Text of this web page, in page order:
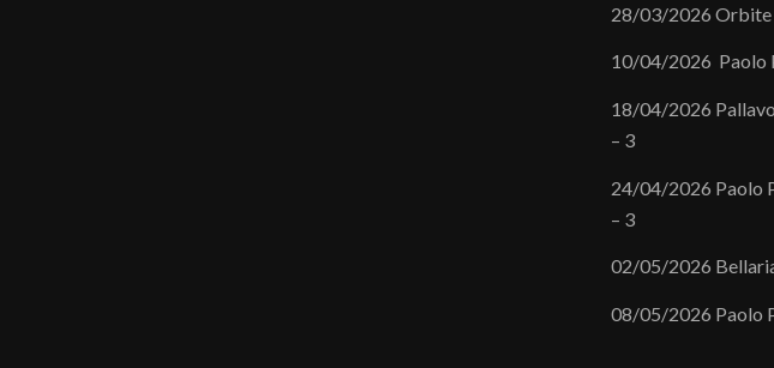
28/03/2026 Orbite
10/04/2026 Paolo
18/04/2026
– 3
24/04/2026 Paolo
– 3
02/05/2026
08/05/2026 Paolo